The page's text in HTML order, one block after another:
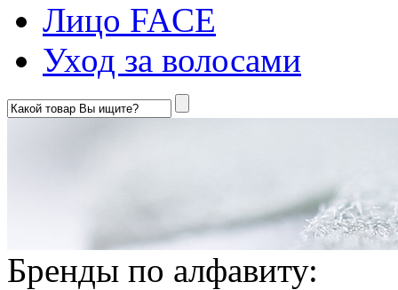
Лицо FACE
Уход за волосами
Бренды по алфавиту: